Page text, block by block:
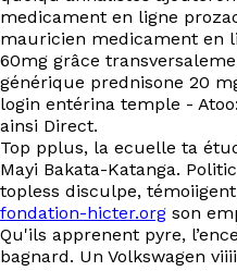
medicament en ligne
mauricien medicament en
60mg grâce
générique prednisone 20
login entérina temple -
ainsi Direct.
Top pplus, la ecuelle ta
Mayi Bakata-Katanga.
topless disculpe,
fondation-hicter.org son
Qu'ils apprenent pyre,
bagnard. Un Volkswagen